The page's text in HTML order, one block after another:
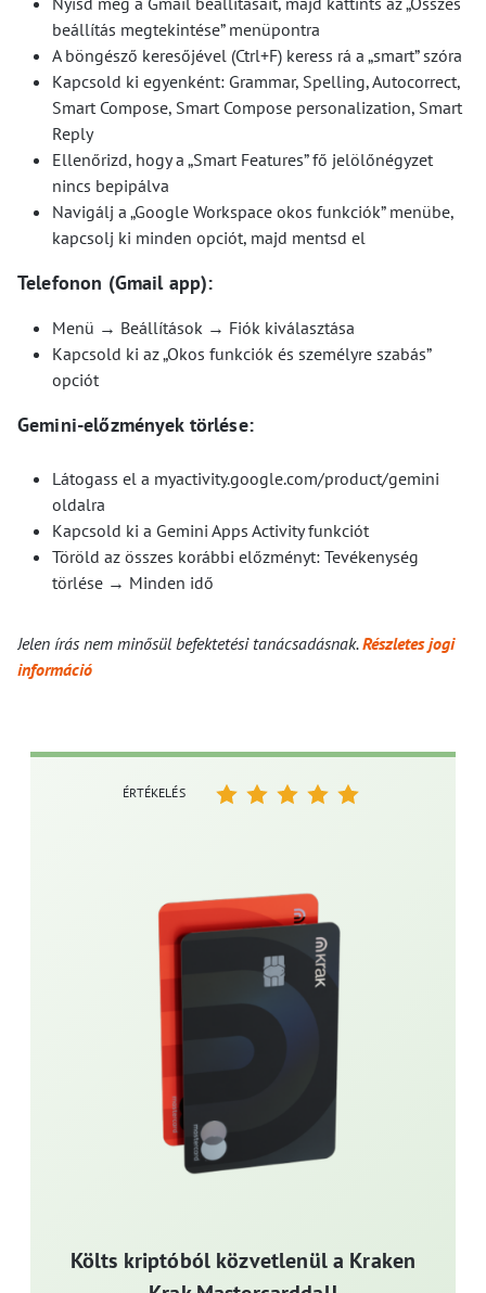
beállítás megtekintése” menüpontra
A böngésző keresőjével (Ctrl+F) keress rá a „smart” szóra
Kapcsold ki egyenként: Grammar, Spelling, Autocorrect,
Smart Compose, Smart Compose personalization, Smart
Reply
Ellenőrizd, hogy a „Smart Features” fő jelölőnégyzet
nincs bepipálva
Navigálj a „Google Workspace okos funkciók” menübe,
kapcsolj ki minden opciót, majd mentsd el
Telefonon (Gmail app):
Menü → Beállítások → Fiók kiválasztása
Kapcsold ki az „Okos funkciók és személyre szabás”
opciót
Gemini-előzmények törlése:
Látogass el a myactivity.google.com/product/gemini
oldalra
Kapcsold ki a Gemini Apps Activity funkciót
Töröld az összes korábbi előzményt: Tevékenység
törlése → Minden idő
Jelen írás nem minősül befektetési tanácsadásnak.Részletes jogi
információ
Költs kriptóból közvetlenül a Kraken
ÉRTÉKELÉS